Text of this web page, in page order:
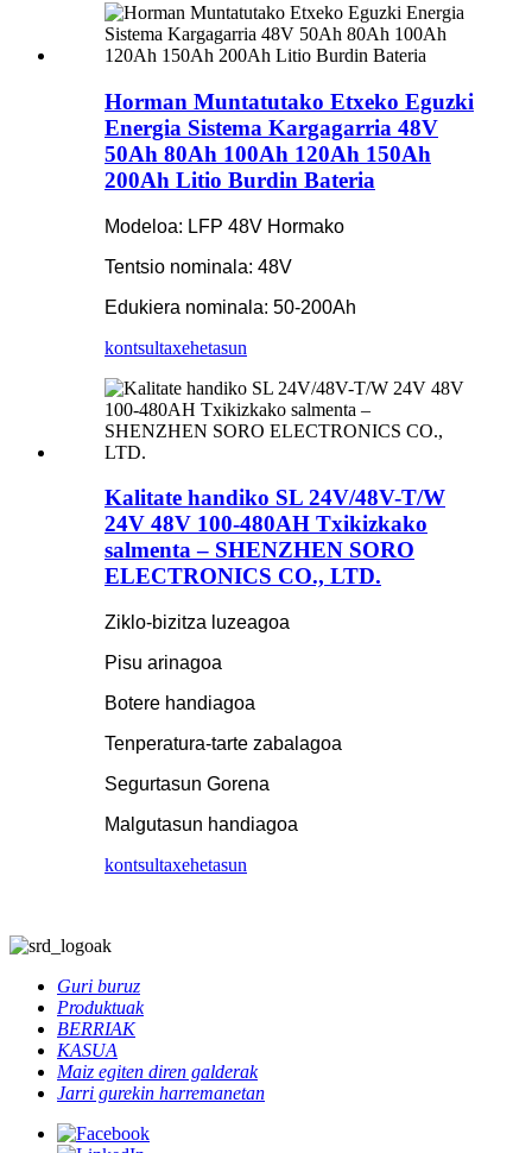
Horman Muntatutako Etxeko Eguzki
Energia Sistema Kargagarria 48V
50Ah 80Ah 100Ah 120Ah 150Ah
200Ah Litio Burdin Bateria
Modeloa: LFP 48V Hormako
Tentsio nominala: 48V
Edukiera nominala: 50-200Ah
kontsultaxehetasun
Kalitate handiko SL 24V/48V-T/W
24V 48V 100-480AH Txikizkako
salmenta – SHENZHEN SORO
ELECTRONICS CO., LTD.
Ziklo-bizitza luzeagoa
Pisu arinagoa
Botere handiagoa
Tenperatura-tarte zabalagoa
Segurtasun Gorena
Malgutasun handiagoa
kontsultaxehetasun
Guri buruz
Produktuak
BERRIAK
KASUA
Maiz egiten diren galderak
Jarri gurekin harremanetan